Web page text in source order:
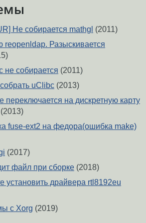
Не собирается mathgl (2011)
reopenldap. Разыскивается
не собирается (2011)
uClibc (2013)
переключается на дискретную карту
(2013)
fuse-ext2 на федора(ошибка make)
(2017)
файл при сборке (2018)
установить драйвера rtl8192eu
с Xorg (2019)